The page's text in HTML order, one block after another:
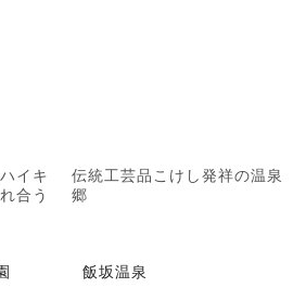
イキ
合う
伝統工芸品こけし発祥の温泉
郷
飯坂温泉